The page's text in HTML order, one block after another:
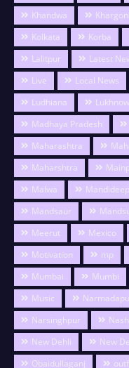
Khandwa
Kolkata
Korba
Lalitpur
Latest
Live
Local News
Ludhiana
Lukhnow
Madhaya Pradesh
Maharashtra
Maharshtra
Malwa
Mandideep
Mandsaur
Meerut
Mexico
Motivation
mp
Mumbai
Mumbi
Music
Narsinghpur
New Dehli
New
Obaidullaganj